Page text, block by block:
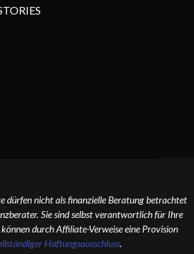
dürfen nicht als finanzielle Beratung betrachtet
Sie sind selbst verantwortlich für Ihre
durch Affiliate-Verweise eine Provision
Haftungsausschluss.